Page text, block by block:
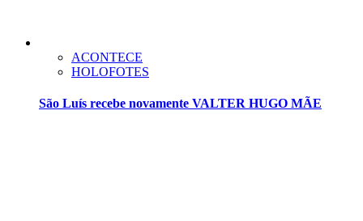
ACONTECE
HOLOFOTES
São Luís recebe novamente VALTER HUGO MÃE